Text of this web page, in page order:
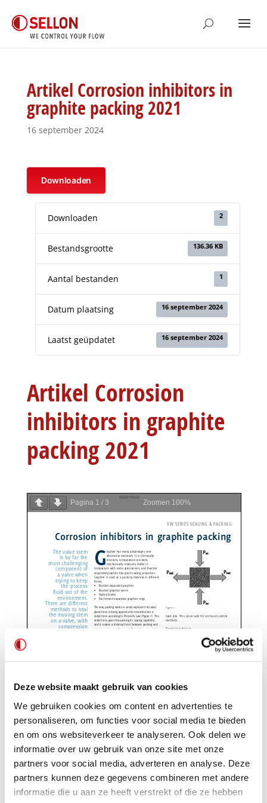
Deze website maakt gebruik van cookies
We gebruiken cookies om content en advertenties te
personaliseren, om functies voor social media te bieden
en om ons websiteverkeer te analyseren. Ook delen we
informatie over uw gebruik van onze site met onze
partners voor social media, adverteren en analyse. Deze
partners kunnen deze gegevens combineren met andere
informatie die u aan ze heeft verstrekt of die ze hebben
Artikel Corrosion inhibitors in
graphite packing 2021
16 september 2024
Downloaden
Downloaden 2
Bestandsgrootte 136.36 KB
Aantal bestanden 1
Datum plaatsing 16 september 2024
Laatst geüpdatet 16 september 2024
Artikel Corrosion
inhibitors in graphite
packing 2021
Pagina 1 / 3 Zoomen 100%